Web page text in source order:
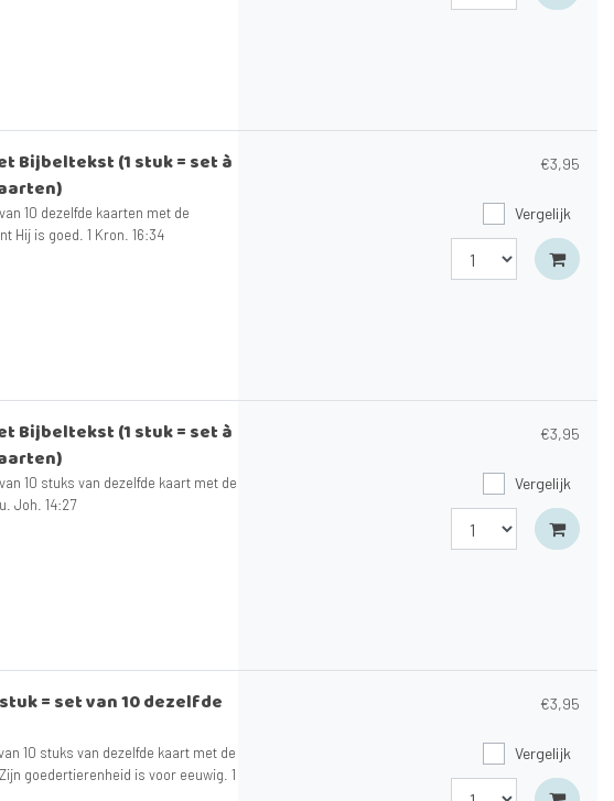
Bijbeltekst (1 stuk = set à
10 dezelfde kaarten met de
Hij is goed. 1 Kron. 16:34
€3,95
Vergelijk
Bijbeltekst (1 stuk = set à
10 stuks van dezelfde kaart met de
Joh. 14:27
€3,95
Vergelijk
= set van 10 dezelfde
10 stuks van dezelfde kaart met de
goedertierenheid is voor eeuwig. 1
€3,95
Vergelijk